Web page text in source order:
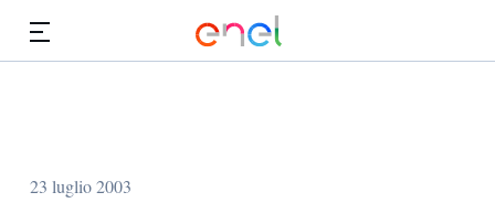
23 luglio 2003